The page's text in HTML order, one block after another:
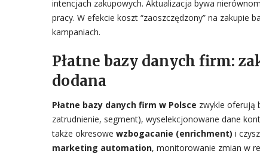
intencjach zakupowych. Aktualizacja bywa
pracy. W efekcie koszt “zaoszczędzony” na zakupie
kampaniach.
Płatne bazy danych firm:
dodana
Płatne bazy danych firm w Polsce zwykle oferują
zatrudnienie, segment), wyselekcjonowane dane
także okresowe wzbogacanie (enrichment) i
marketing automation, monitorowanie zmian w